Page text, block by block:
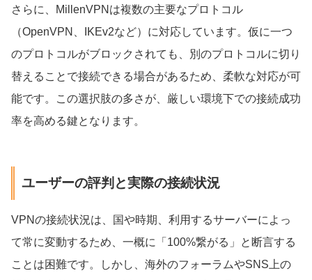
さらに、MillenVPNは複数の主要なプロトコル
（OpenVPN、IKEv2など）に対応しています。仮に一つ
のプロトコルがブロックされても、別のプロトコルに切り
替えることで接続できる場合があるため、柔軟な対応が可
能です。この選択肢の多さが、厳しい環境下での接続成功
率を高める鍵となります。
ユーザーの評判と実際の接続状況
VPNの接続状況は、国や時期、利用するサーバーによっ
て常に変動するため、一概に「100%繋がる」と断言する
ことは困難です。しかし、海外のフォーラムやSNS上の